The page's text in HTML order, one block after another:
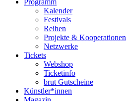
Programm
Kalender
Festivals
Reihen
Projekte & Kooperationen
Netzwerke
Tickets
Webshop
Ticketinfo
brut Gutscheine
Künstler*innen